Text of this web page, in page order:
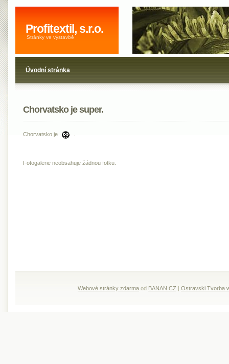
Profitextil, s.r.o.
Stránky ve výstavbě
Úvodní stránka
Chorvatsko je super.
Chorvatsko je
Fotogalerie neobsahuje žádnou fotku.
Webové stránky zdarma od BANAN.CZ | Ostravski Tvorba